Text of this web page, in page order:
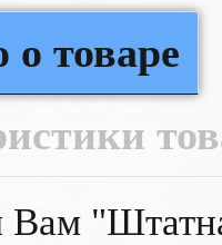
о товаре
Вам